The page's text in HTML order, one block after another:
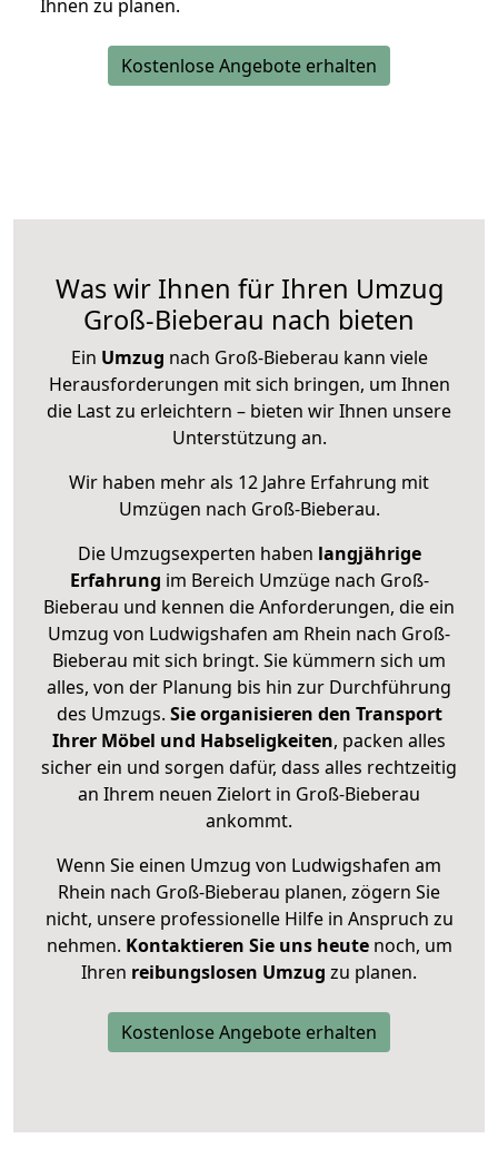
Ihnen zu planen.
Kostenlose Angebote erhalten
Was wir Ihnen für Ihren Umzug
Groß-Bieberau nach bieten
Ein Umzug nach Groß-Bieberau kann viele
Herausforderungen mit sich bringen, um Ihnen
die Last zu erleichtern – bieten wir Ihnen unsere
Unterstützung an.
Wir haben mehr als 12 Jahre Erfahrung mit
Umzügen nach Groß-Bieberau.
Die Umzugsexperten haben langjährige
Erfahrung im Bereich Umzüge nach Groß-
Bieberau und kennen die Anforderungen, die ein
Umzug von Ludwigshafen am Rhein nach Groß-
Bieberau mit sich bringt. Sie kümmern sich um
alles, von der Planung bis hin zur Durchführung
des Umzugs. Sie organisieren den Transport
Ihrer Möbel und Habseligkeiten, packen alles
sicher ein und sorgen dafür, dass alles rechtzeitig
an Ihrem neuen Zielort in Groß-Bieberau
ankommt.
Wenn Sie einen Umzug von Ludwigshafen am
Rhein nach Groß-Bieberau planen, zögern Sie
nicht, unsere professionelle Hilfe in Anspruch zu
nehmen. Kontaktieren Sie uns heutenoch, um
Ihren reibungslosen Umzug zu planen.
Kostenlose Angebote erhalten